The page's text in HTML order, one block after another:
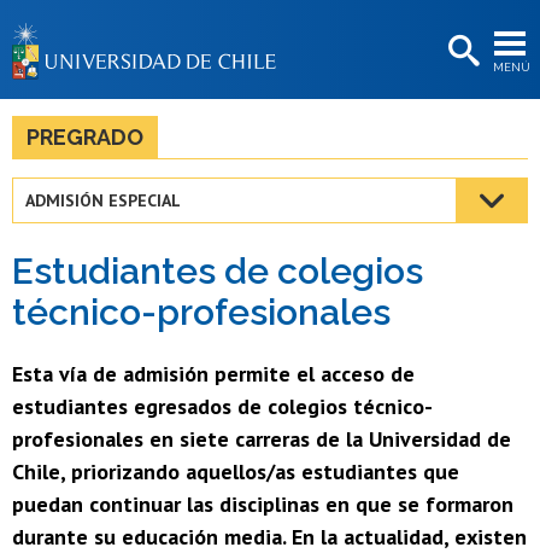
MENÚ
BIBLIOTECAS
Estudiantes
Académicas/os
Funcionarias/os
Egresadas/os
PREGRADO
ADMISIÓN ESPECIAL
Estudiantes de colegios
técnico-profesionales
Esta vía de admisión permite el acceso de
estudiantes egresados de colegios técnico-
profesionales en siete carreras de la Universidad de
Chile, priorizando aquellos/as estudiantes que
puedan continuar las disciplinas en que se formaron
durante su educación media. En la actualidad, existen